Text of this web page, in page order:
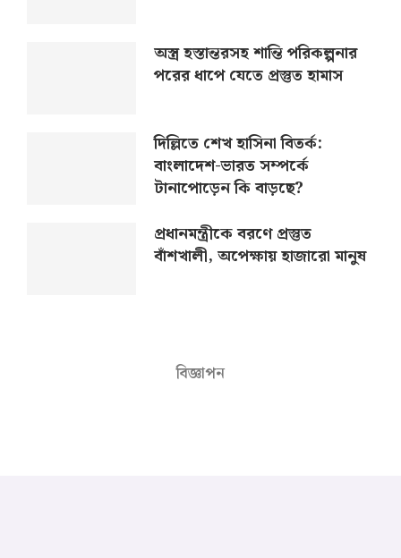
অস্ত্র হস্তান্তরসহ শান্তি পরিকল্পনার
পরের ধাপে যেতে প্রস্তুত হামাস
দিল্লিতে শেখ হাসিনা বিতর্ক:
বাংলাদেশ-ভারত সম্পর্কে
টানাপোড়েন কি বাড়ছে?
প্রধানমন্ত্রীকে বরণে প্রস্তুত
বাঁশখালী, অপেক্ষায় হাজারো মানুষ
বিজ্ঞাপন